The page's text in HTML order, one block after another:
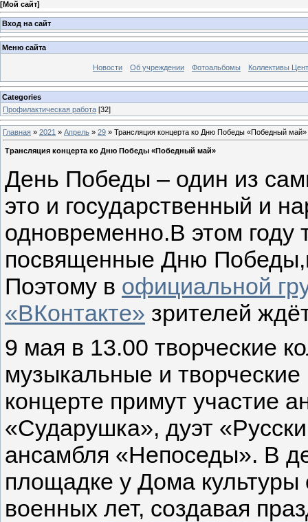
[Мой сайт]
Вход на сайт
Меню сайта
Новости Об учреждении Фотоальбомы Коллективы
Categories
Профилактическая работа [32]
Главная » 2021 » Апрель » 29 » Трансляция концерта ко Дню Победы «Победный май»
Трансляция концерта ко Дню Победы «Победный май»
День Победы – один из
это и государственный и
одновременно.В этом
посвященные Дню
Поэтому в официальной
«ВКонтакте» зрителей
9 мая в 13.00 творческие
музыкальные и
концерте примут участие
«Сударушка», дуэт
ансамбля «Непоседы». В
площадке у Дома культуры
военных лет, создавая